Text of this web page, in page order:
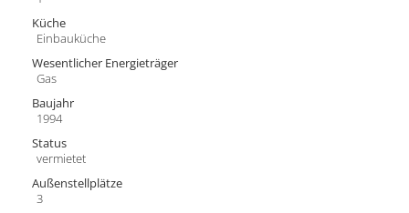
Küche
Einbauküche
Wesentlicher Energieträger
Gas
Baujahr
1994
Status
vermietet
Außen­stellplätze
3